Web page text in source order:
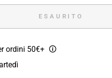
ESAURITO
ordini 50€+ 🛈